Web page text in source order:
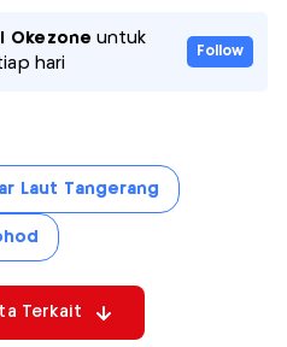
Okezone untuk
hari
Follow
Laut Tangerang
Terkait